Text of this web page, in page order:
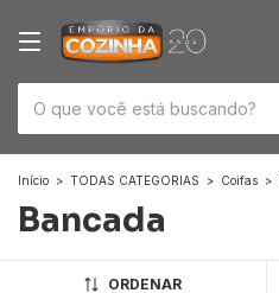
Início > TODAS CATEGORIAS > Coifas >
Bancada
ORDENAR